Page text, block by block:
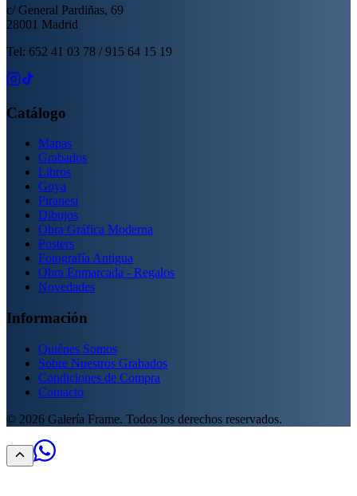
c/ General Pardiñas, 69
28001 Madrid
Tel: 652 41 03 78 / 915 64 15 19
Catálogo
Mapas
Grabados
Libros
Goya
Piranesi
Dibujos
Obra Gráfica Moderna
Posters
Fotografía Antigua
Obra Enmarcada - Regalos
Novedades
Información
Quiénes Somos
Sobre Nuestros Grabados
Condiciones de Compra
Contacto
© 2026 Galería Frame. Todos los derechos reservados.